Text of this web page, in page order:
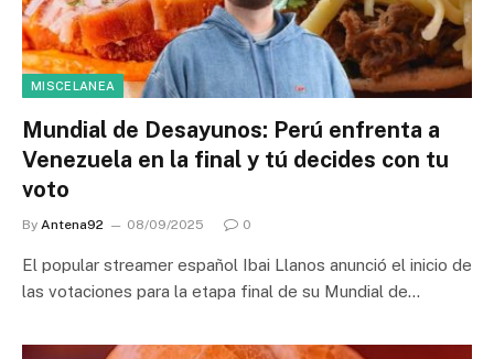
MISCELANEA
Mundial de Desayunos: Perú enfrenta a
Venezuela en la final y tú decides con tu
voto
By Antena92 08/09/2025 0
El popular streamer español Ibai Llanos anunció el inicio de
las votaciones para la etapa final de su Mundial de…